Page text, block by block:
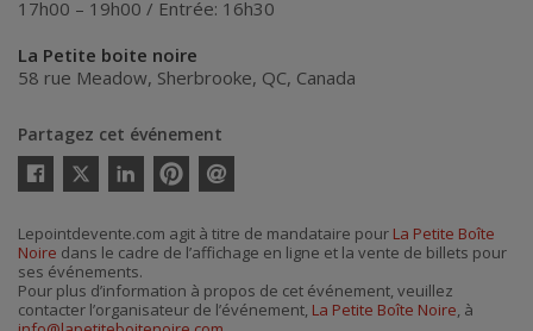
17h00 – 19h00 / Entrée: 16h30
La Petite boite noire
58 rue Meadow, Sherbrooke, QC, Canada
Partagez cet événement
Twitter
courriel
Lepointdevente.com agit à titre de mandataire pour La Petite Boîte
Noire dans le cadre de l’affichage en ligne et la vente de billets pour
ses événements.
Pour plus d’information à propos de cet événement, veuillez
contacter l’organisateur de l’événement, La Petite Boîte Noire, à